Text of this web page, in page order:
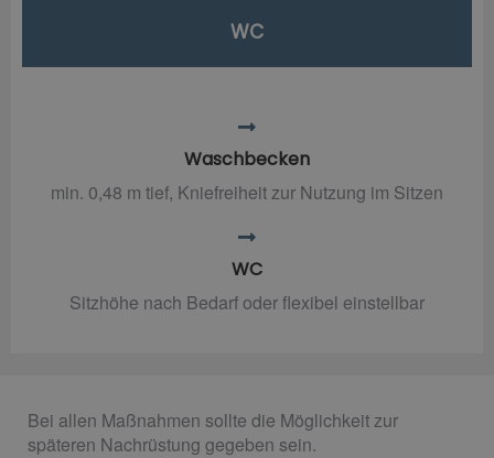
WC
Waschbecken
min. 0,48 m tief, Kniefreiheit zur Nutzung im Sitzen
WC
Sitzhöhe nach Bedarf oder flexibel einstellbar
Bei allen Maßnahmen sollte die Möglichkeit zur
späteren Nachrüstung gegeben sein.